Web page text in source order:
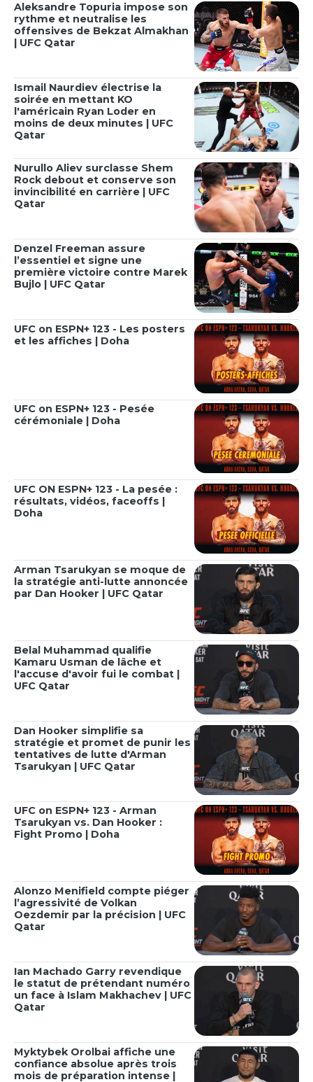
Aleksandre Topuria impose son
rythme et neutralise les
offensives de Bekzat Almakhan
| UFC Qatar
Ismail Naurdiev électrise la
soirée en mettant KO
l'américain Ryan Loder en
moins de deux minutes | UFC
Qatar
Nurullo Aliev surclasse Shem
Rock debout et conserve son
invincibilité en carrière | UFC
Qatar
Denzel Freeman assure
l’essentiel et signe une
première victoire contre Marek
Bujlo | UFC Qatar
UFC on ESPN+ 123 - Les posters
et les affiches | Doha
UFC on ESPN+ 123 - Pesée
cérémoniale | Doha
UFC ON ESPN+ 123 - La pesée :
résultats, vidéos, faceoffs |
Doha
Arman Tsarukyan se moque de
la stratégie anti-lutte annoncée
par Dan Hooker | UFC Qatar
Belal Muhammad qualifie
Kamaru Usman de lâche et
l'accuse d'avoir fui le combat |
UFC Qatar
Dan Hooker simplifie sa
stratégie et promet de punir les
tentatives de lutte d'Arman
Tsarukyan | UFC Qatar
UFC on ESPN+ 123 - Arman
Tsarukyan vs. Dan Hooker :
Fight Promo | Doha
Alonzo Menifield compte piéger
l’agressivité de Volkan
Oezdemir par la précision | UFC
Qatar
Ian Machado Garry revendique
le statut de prétendant numéro
un face à Islam Makhachev | UFC
Qatar
Myktybek Orolbai affiche une
confiance absolue après trois
mois de préparation intense |